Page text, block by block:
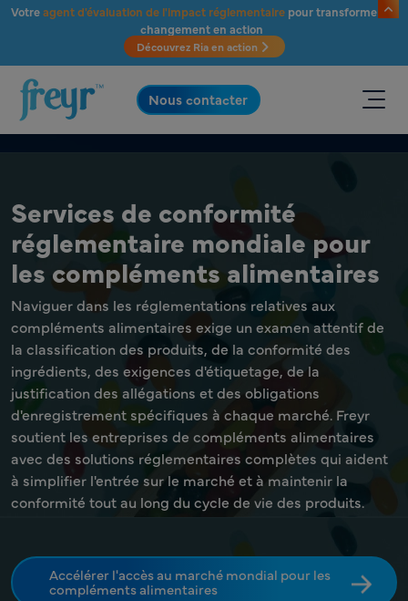
Passer au contenu principal
Votreagent d'évaluation de l'impact réglementairepour transformer le
changement en action
Découvrez Ria en action
.
Nous contacter
Services de conformité
réglementaire mondiale pour
les compléments alimentaires
Naviguer dans les réglementations relatives aux
compléments alimentaires exige un examen attentif de
la classification des produits, de la conformité des
ingrédients, des exigences d'étiquetage, de la
justification des allégations et des obligations
d'enregistrement spécifiques à chaque marché. Freyr
soutient les entreprises de compléments alimentaires
avec des solutions réglementaires complètes qui aident
à simplifier l'entrée sur le marché et à maintenir la
conformité tout au long du cycle de vie des produits.
Accélérer l'accès au marché mondial pour les
compléments alimentaires